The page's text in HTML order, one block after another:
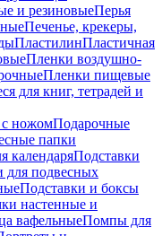
и резиновыеПерья
Печенье, крекеры,
ПластилинПластичная
Пленки воздушно-
Пленки пищевые
для книг, тетрадей и
ножомПодарочные
папки
календаряПодставки
для подвесных
Подставки и боксы
настенные и
вафельныеПомпы для